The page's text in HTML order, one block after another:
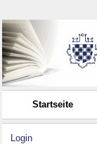
Startseite
Login